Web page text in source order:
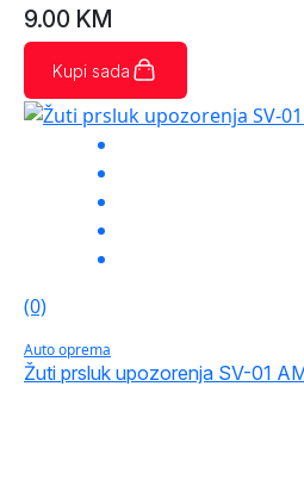
9.00 KM
Kupi sada
(0)
Auto oprema
Žuti prsluk upozorenja SV-01